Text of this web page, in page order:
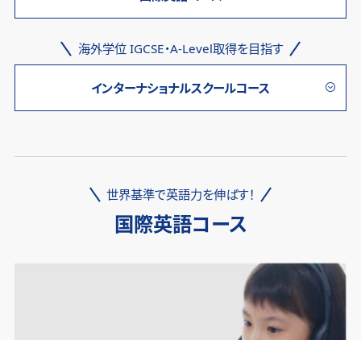
海外学位 IGCSE・A-Level取得を目指す
インターナショナルスクールコース
世界基準で英語力を伸ばす！
国際英語コース